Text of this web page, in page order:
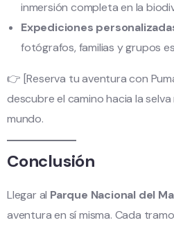
inmersión completa en la
Expediciones
fotógrafos, familias y grupos
👉 [Reserva tu aventura con
descubre el camino hacia la
mundo.
Conclusión
Llegar al Parque Nacional del
aventura en sí misma. Cada